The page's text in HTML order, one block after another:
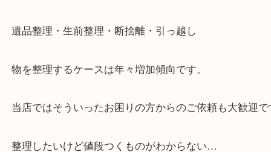
※元旦を除く
・全国1,100店舗以上で展開しているスケールメリ
広く鑑定が可能！